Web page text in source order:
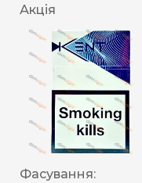
Акція
Фасування: